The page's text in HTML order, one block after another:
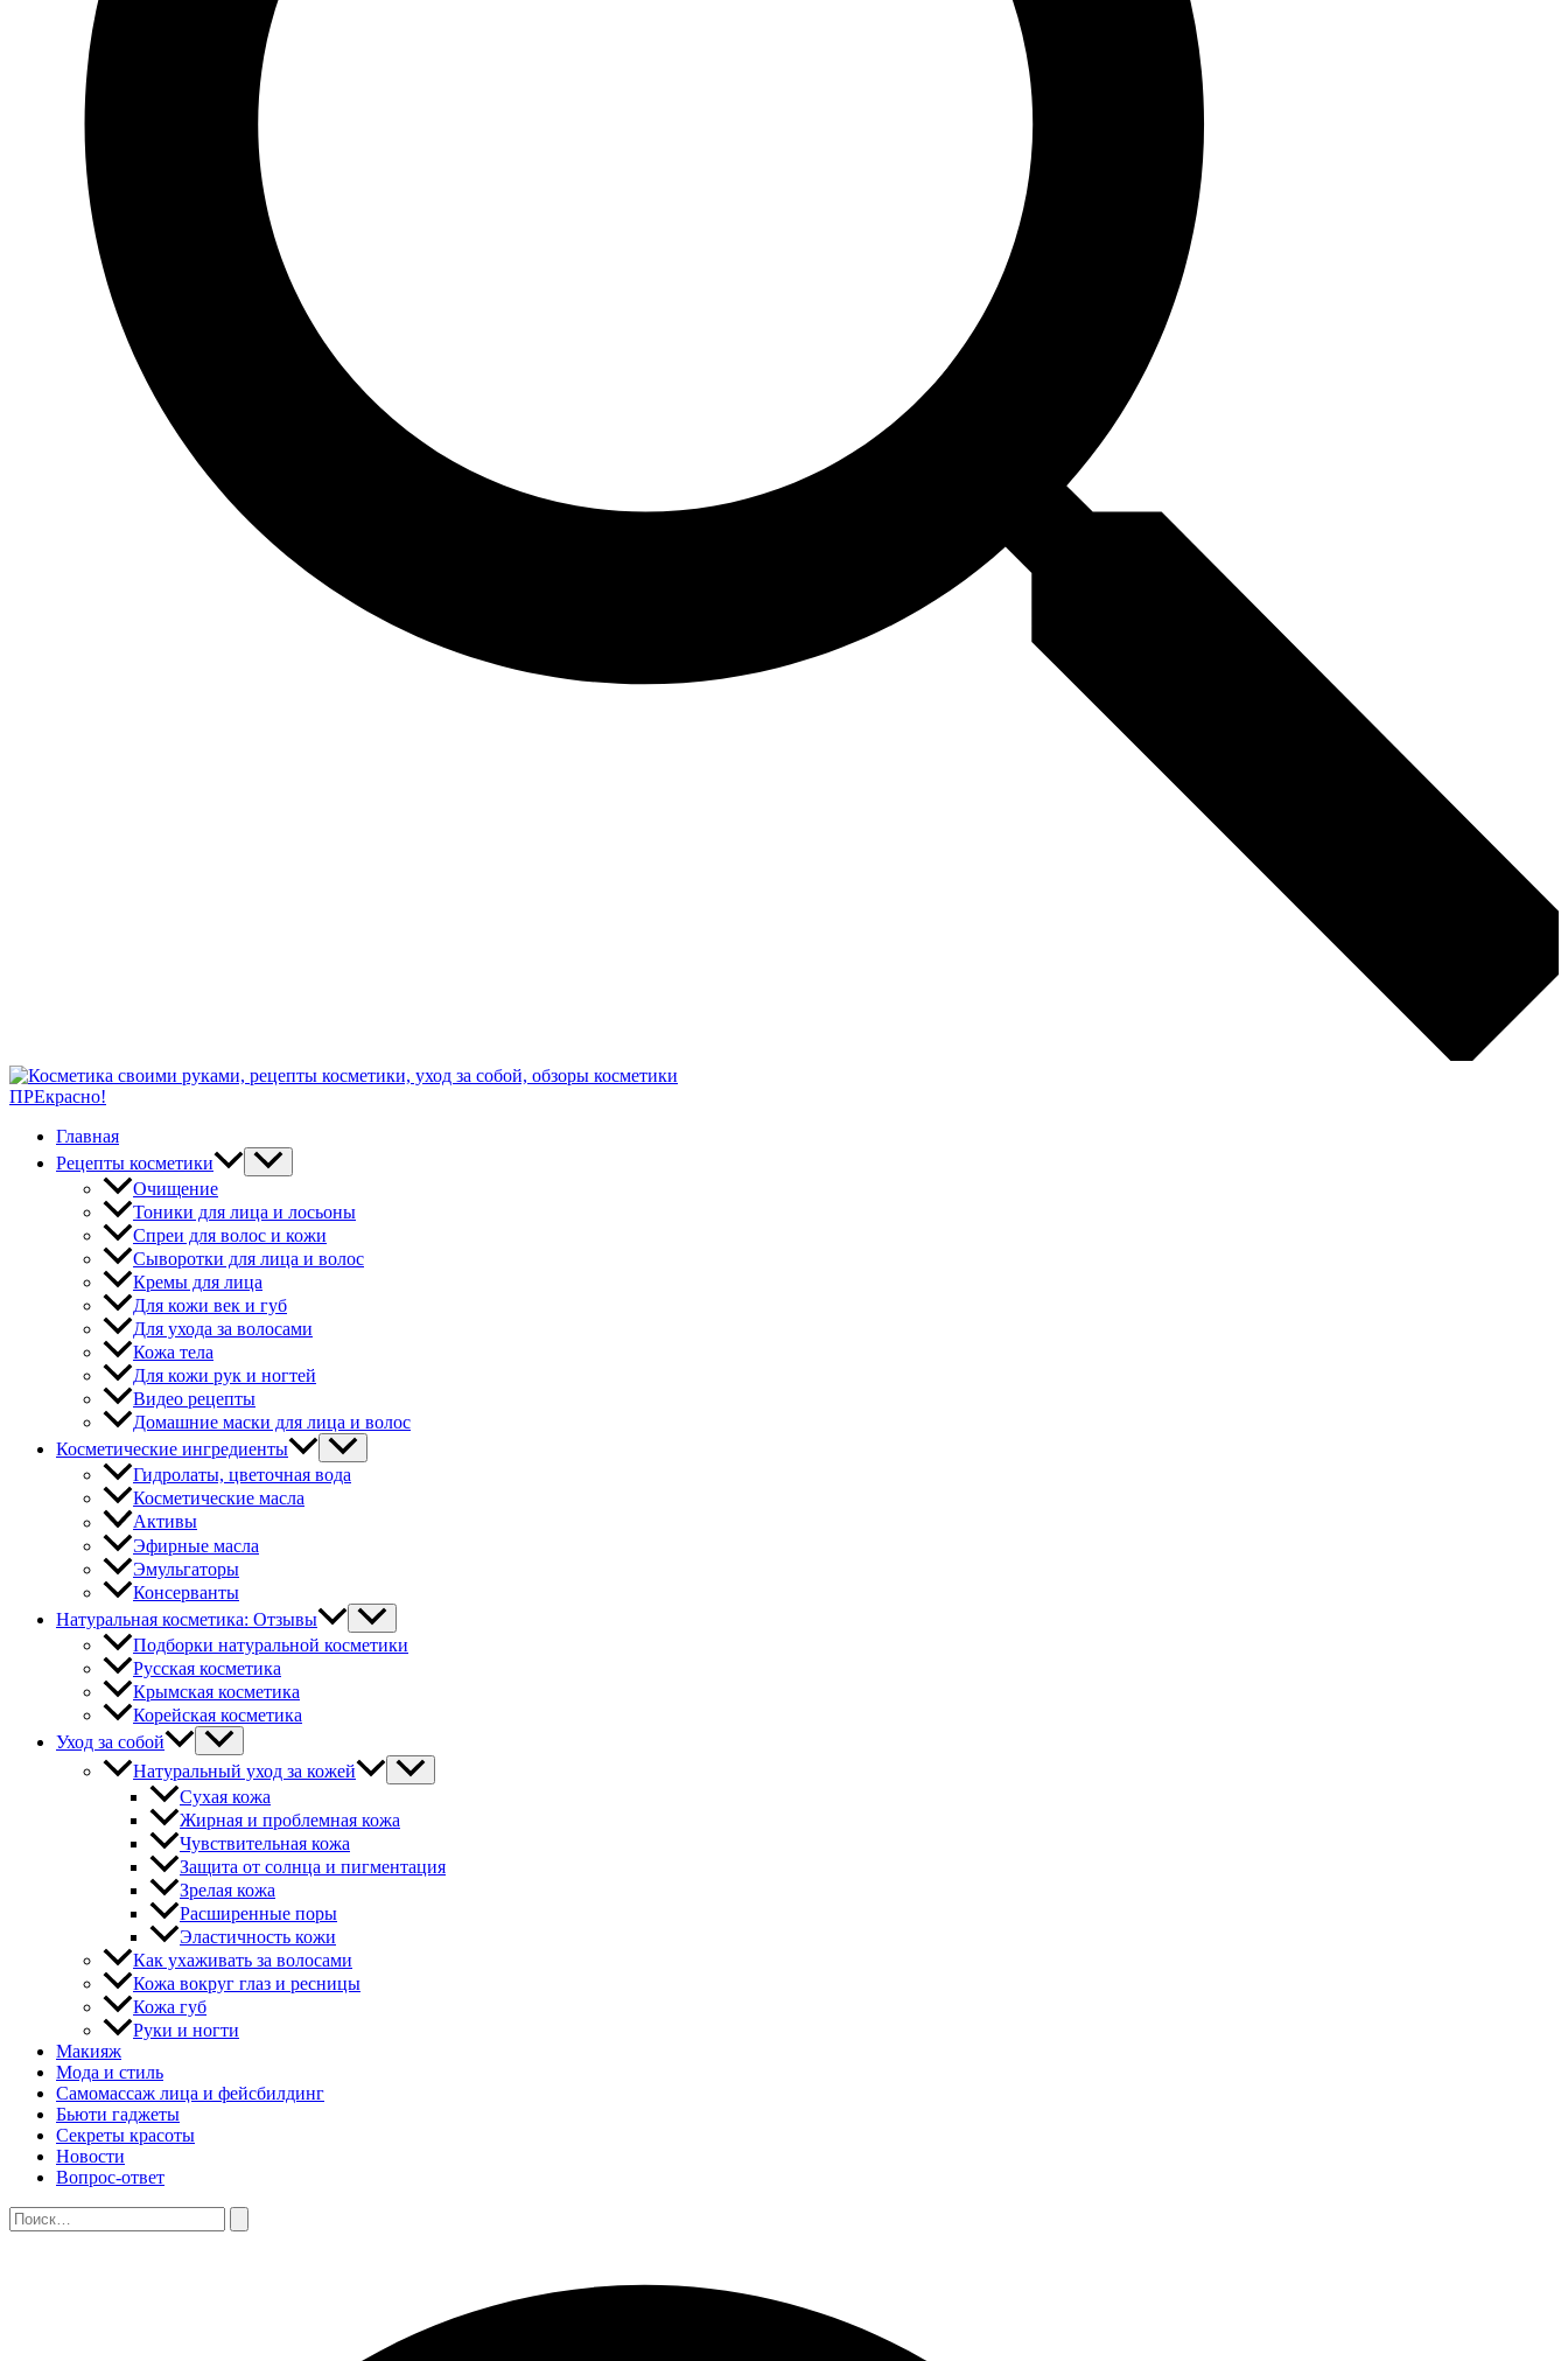
ПРЕкрасно!
Главная
Рецепты косметики
Очищение
Тоники для лица и лосьоны
Спреи для волос и кожи
Сыворотки для лица и волос
Кремы для лица
Для кожи век и губ
Для ухода за волосами
Кожа тела
Для кожи рук и ногтей
Видео рецепты
Домашние маски для лица и волос
Косметические ингредиенты
Гидролаты, цветочная вода
Косметические масла
Активы
Эфирные масла
Эмульгаторы
Консерванты
Натуральная косметика: Отзывы
Подборки натуральной косметики
Русская косметика
Крымская косметика
Корейская косметика
Уход за собой
Натуральный уход за кожей
Сухая кожа
Жирная и проблемная кожа
Чувствительная кожа
Защита от солнца и пигментация
Зрелая кожа
Расширенные поры
Эластичность кожи
Как ухаживать за волосами
Кожа вокруг глаз и ресницы
Кожа губ
Руки и ногти
Макияж
Мода и стиль
Самомассаж лица и фейсбилдинг
Бьюти гаджеты
Секреты красоты
Новости
Вопрос-ответ
Поиск: